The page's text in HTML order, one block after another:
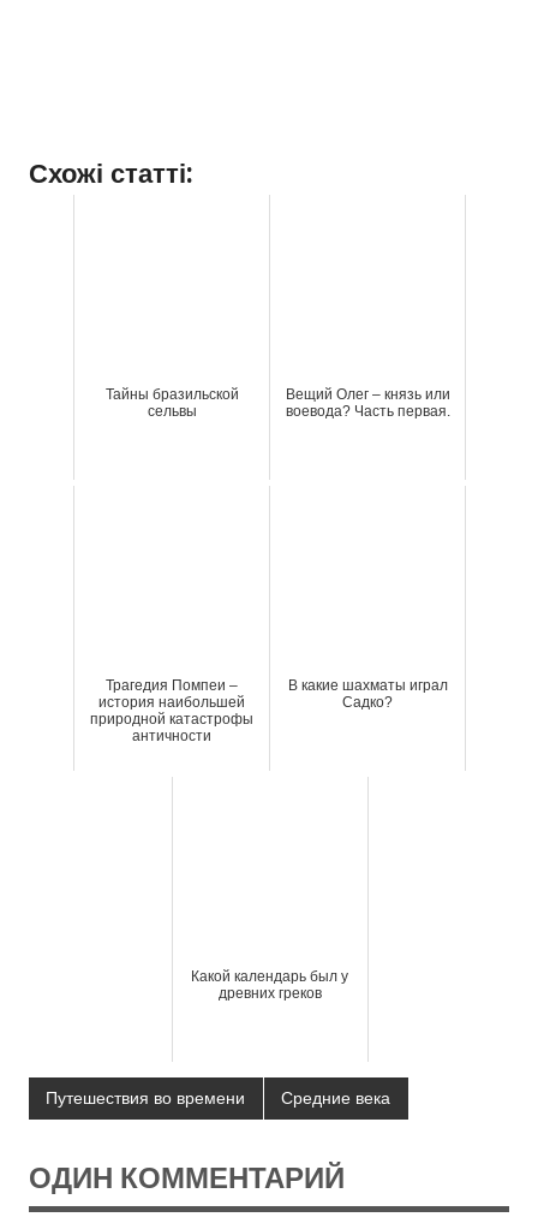
Схожі статті:
Тайны бразильской
сельвы
Вещий Олег – князь или
воевода? Часть первая.
Трагедия Помпеи –
история наибольшей
природной катастрофы
античности
В какие шахматы играл
Садко?
Какой календарь был у
древних греков
Путешествия во времени Средние века
ОДИН КОММЕНТАРИЙ